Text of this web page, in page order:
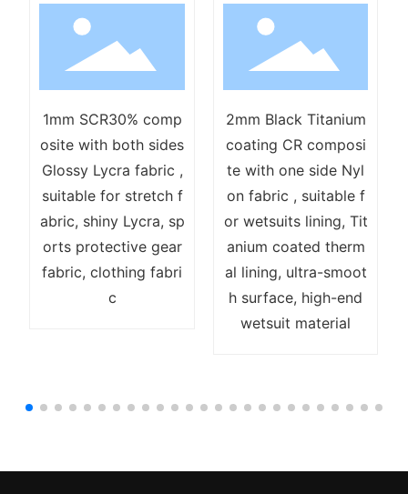
1mm SCR30% comp
osite with both sides
Glossy Lycra fabric ,
suitable for stretch f
abric, shiny Lycra, sp
orts protective gear
fabric, clothing fabri
c
2mm Black Titanium
coating CR composi
te with one side Nyl
on fabric , suitable f
or wetsuits lining, Tit
anium coated therm
al lining, ultra-smoot
h surface, high-end
wetsuit material